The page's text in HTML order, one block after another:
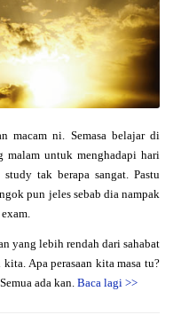
macam ni. Semasa belajar di
untuk menghadapi hari
tak berapa sangat. Pastu
pun jeles sebab dia nampak
yang lebih rendah dari sahabat
Apa perasaan kita masa tu?
ada kan. Baca lagi >>